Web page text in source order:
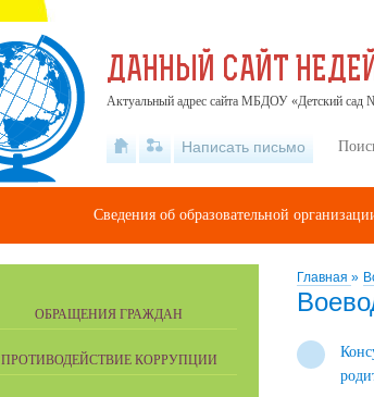
Главная »
ОБРАЩЕНИЯ ГРАЖДАН
ПРОТИВОДЕЙСТВИЕ КОРРУПЦИИ
ДАННЫЙ САЙТ
Актуальный адрес сайта МБДОУ «Детский сад
Написать письмо
Сведения об образовательной